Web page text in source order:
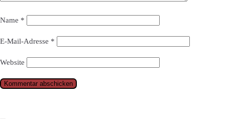
Name *
E-Mail-Adresse *
Website